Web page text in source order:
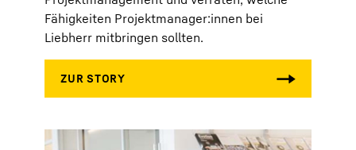
Fähigkeiten Projektmanager:innen bei
Liebherr mitbringen sollten.